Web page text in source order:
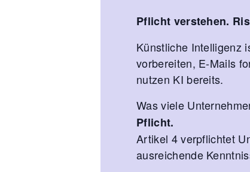
Pflicht verstehen.
Künstliche Intelligenz
vorbereiten, E-Mails
nutzen KI bereits.
Was viele
Pflicht.
Artikel 4 verpflichtet
ausreichende